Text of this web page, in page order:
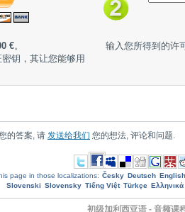
€。
钥，其让您能够用
输入您所得到的许
的答案, 请 发送给我们 您的想法, 评论和问题.
page in those localizations: Česky Deutsch
English
Slovenski Slovensky Tiếng Việt Türkçe Ελληνικά
初级加利西亚语 - 音频课